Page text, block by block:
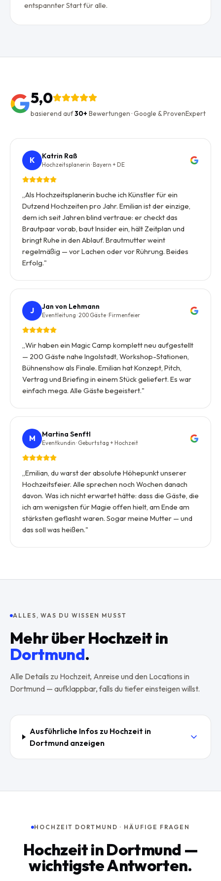
entspannter Start für alle.
5,0
basierend auf30+ Bewertungen · Google & ProvenExpert
K Katrin Raß
Hochzeitsplanerin · Bayern + DE
„Als Hochzeitsplanerin buche ich Künstler für ein
Dutzend Hochzeiten pro Jahr. Emilian ist der einzige,
dem ich seit Jahren blind vertraue: er checkt das
Brautpaar vorab, baut Insider ein, hält Zeitplan und
bringt Ruhe in den Ablauf. Brautmutter weint
regelmäßig — vor Lachen oder vor Rührung. Beides
Erfolg."
J Jan von Lehmann
Eventleitung · 200 Gäste · Firmenfeier
„Wir haben ein Magic Camp komplett neu aufgestellt
— 200 Gäste nahe Ingolstadt, Workshop-Stationen,
Bühnenshow als Finale. Emilian hat Konzept, Pitch,
Vertrag und Briefing in einem Stück geliefert. Es war
einfach mega. Alle Gäste begeistert."
M Martina Senftl
Eventkundin · Geburtstag + Hochzeit
„Emilian, du warst der absolute Höhepunkt unserer
Hochzeitsfeier. Alle sprechen noch Wochen danach
davon. Was ich nicht erwartet hätte: dass die Gäste, die
ich am wenigsten für Magie offen hielt, am Ende am
stärksten geflasht waren. Sogar meine Mutter — und
das soll was heißen."
ALLES, WAS DU WISSEN MUSST
Mehr überHochzeit in
Dortmund.
Alle Details zu Hochzeit, Anreise und den Locations in
Dortmund — aufklappbar, falls du tiefer einsteigen willst.
Ausführliche Infos zu Hochzeit in
Dortmundanzeigen
HOCHZEIT DORTMUND · HÄUFIGE FRAGEN
Hochzeit in Dortmund —
wichtigste Antworten.